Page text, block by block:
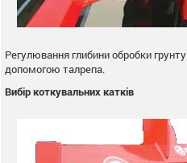
Регулювання глибини обробки грунту
допомогою талрепа.
Вибір коткувальних катків